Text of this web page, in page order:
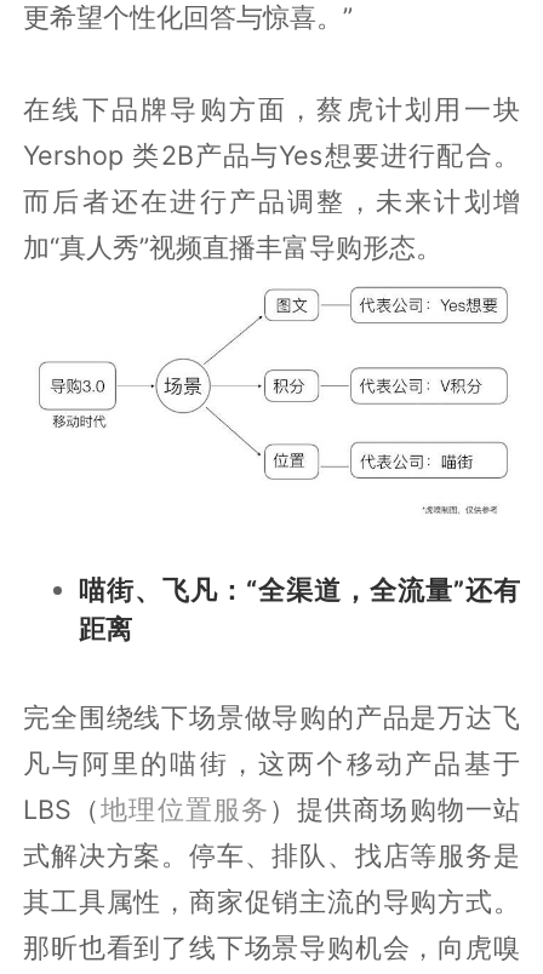
更希望个性化回答与惊喜。”
在线下品牌导购方面，蔡虎计划用一块
Yershop 类2B产品与Yes想要进行配合。
而后者还在进行产品调整，未来计划增
加“真人秀”视频直播丰富导购形态。
喵街、飞凡：“全渠道，全流量”还有
距离
完全围绕线下场景做导购的产品是万达飞
凡与阿里的喵街，这两个移动产品基于
LBS（地理位置服务）提供商场购物一站
式解决方案。停车、排队、找店等服务是
其工具属性，商家促销主流的导购方式。
那昕也看到了线下场景导购机会，向虎嗅